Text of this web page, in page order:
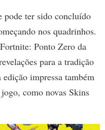
pode ter sido concluído
nos quadrinhos.
Ponto Zero da
para a tradição
impressa também
como novas Skins